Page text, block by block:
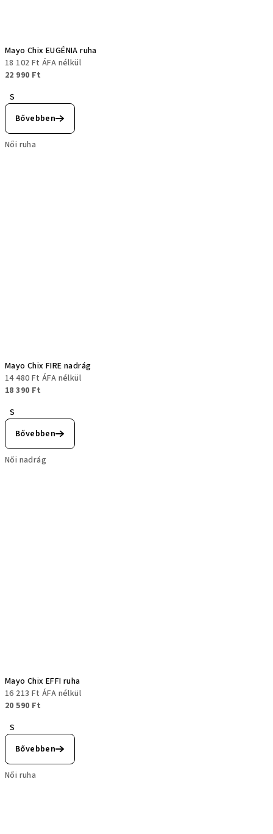
Mayo Chix EUGÉNIA ruha
18 102 Ft ÁFA nélkül
22 990 Ft
S
Bővebben
Női ruha
Mayo Chix FIRE nadrág
14 480 Ft ÁFA nélkül
18 390 Ft
S
Bővebben
Női nadrág
Mayo Chix EFFI ruha
16 213 Ft ÁFA nélkül
20 590 Ft
S
Bővebben
Női ruha